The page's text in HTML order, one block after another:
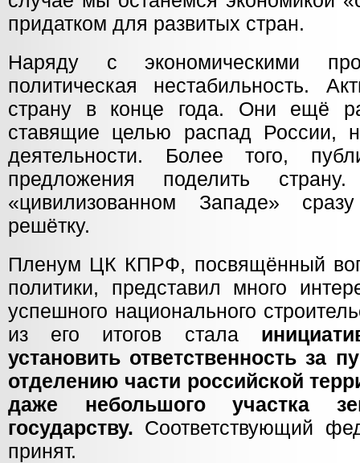
придатком для развитых стран.
Наряду с экономическими
политическая нестабильность.
страну в конце года. Они ещё
ставящие целью распад России,
деятельности. Более того,
предложения поделить
«цивилизованном Западе»
решётку.
Пленум ЦК КПРФ, посвящённый
политики, представил много
успешного национального
из его итогов стала
установить ответственность за
отделению части российской
даже небольшого участка
государству. Соответствующий
принят.